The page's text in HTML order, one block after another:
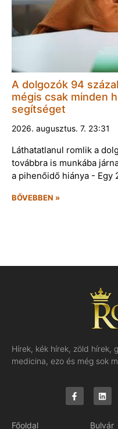
A dolgozók 94
mégis csak minden
segítséget
2026. augusztus. 7. 23:31
Láthatatlanul romlik a
továbbra is munkába
a pihenőidő hiánya - Egy
BŐVEBBEN »
Hírek, kék hírek, zöld hírek,
medicina, ezo és még sok
Főoldal Bulvár